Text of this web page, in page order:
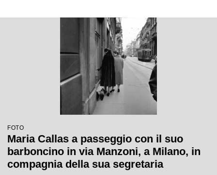
FOTO
Maria Callas a passeggio con il suo
barboncino in via Manzoni, a Milano, in
compagnia della sua segretaria